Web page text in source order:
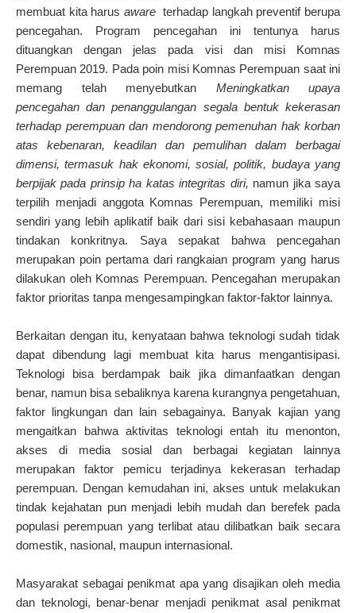
membuat kita harus aware terhadap langkah preventif berupa
pencegahan. Program pencegahan ini tentunya harus
dituangkan dengan jelas pada visi dan misi Komnas
Perempuan 2019. Pada poin misi Komnas Perempuan saat ini
memang telah menyebutkan Meningkatkan upaya
pencegahan dan penanggulangan segala bentuk kekerasan
terhadap perempuan dan mendorong pemenuhan hak korban
atas kebenaran, keadilan dan pemulihan dalam berbagai
dimensi, termasuk hak ekonomi, sosial, politik, budaya yang
berpijak pada prinsip ha katas integritas diri, namun jika saya
terpilih menjadi anggota Komnas Perempuan, memiliki misi
sendiri yang lebih aplikatif baik dari sisi kebahasaan maupun
tindakan konkritnya. Saya sepakat bahwa pencegahan
merupakan poin pertama dari rangkaian program yang harus
dilakukan oleh Komnas Perempuan. Pencegahan merupakan
faktor prioritas tanpa mengesampingkan faktor-faktor lainnya.
Berkaitan dengan itu, kenyataan bahwa teknologi sudah tidak
dapat dibendung lagi membuat kita harus mengantisipasi.
Teknologi bisa berdampak baik jika dimanfaatkan dengan
benar, namun bisa sebaliknya karena kurangnya pengetahuan,
faktor lingkungan dan lain sebagainya. Banyak kajian yang
mengaitkan bahwa aktivitas teknologi entah itu menonton,
akses di media sosial dan berbagai kegiatan lainnya
merupakan faktor pemicu terjadinya kekerasan terhadap
perempuan. Dengan kemudahan ini, akses untuk melakukan
tindak kejahatan pun menjadi lebih mudah dan berefek pada
populasi perempuan yang terlibat atau dilibatkan baik secara
domestik, nasional, maupun internasional.
Masyarakat sebagai penikmat apa yang disajikan oleh media
dan teknologi, benar-benar menjadi penikmat asal penikmat